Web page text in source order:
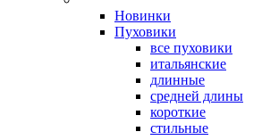
Новинки
Пуховики
все пуховики
итальянские
длинные
средней длины
короткие
стильные